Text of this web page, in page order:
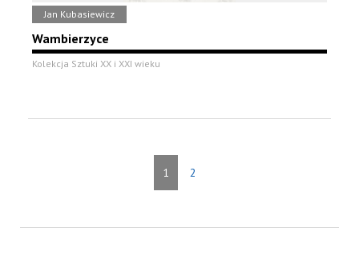
Jan Kubasiewicz
Wambierzyce
Kolekcja Sztuki XX i XXI wieku
1 2